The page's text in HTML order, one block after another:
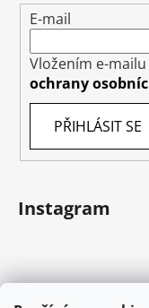
E-mail
Vložením e-
ochrany
PŘIHLÁSIT SE
Instagram